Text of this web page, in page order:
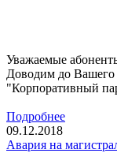
Уважаемые
Доводим до
"Корпоративный
Подробнее
09.12.2018
Авария на